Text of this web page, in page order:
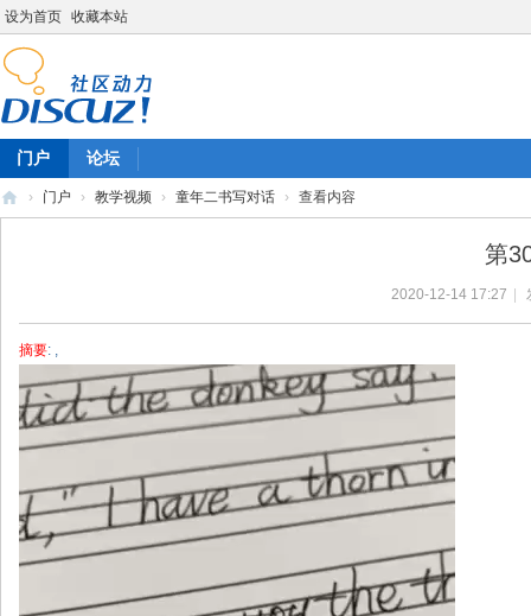
设为首页 收藏本站
门户 论坛
› 门户 › 教学视频 › 童年二书写对话 › 查看内容
第
2020-12-14 17:27
摘要: ,